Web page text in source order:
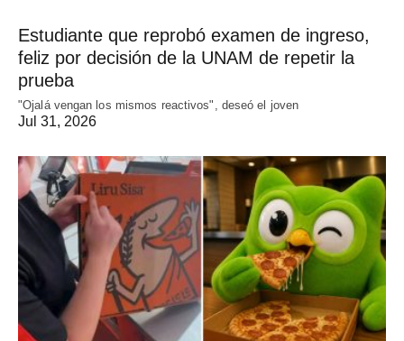
Estudiante que reprobó examen de ingreso,
feliz por decisión de la UNAM de repetir la
prueba
"Ojalá vengan los mismos reactivos", deseó el joven
Jul 31, 2026